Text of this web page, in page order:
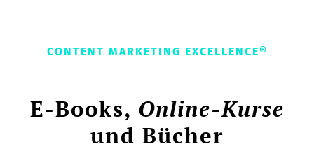
CONTENT MARKETING EXCELLENCE®
E-Books, Online-Kurse
und Bücher